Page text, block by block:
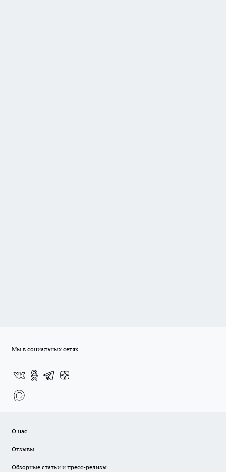
Мы в социальных сетях
О нас
Отзывы
Обзорные статьи и пресс-релизы